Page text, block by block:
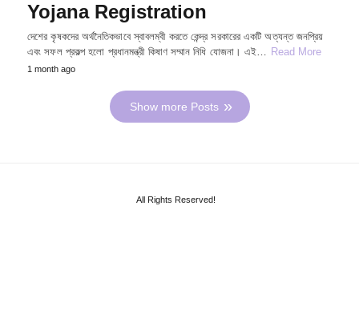
Yojana Registration
দেশের কৃষকদের অর্থনৈতিকভাবে স্বাবলম্বী করতে কেন্দ্র সরকারের একটি অত্যন্ত জনপ্রিয়
এবং সফল প্রকল্প হলো প্রধানমন্ত্রী কিষাণ সম্মান নিধি যোজনা। এই… Read More
1 month ago
Show more Posts
All Rights Reserved!